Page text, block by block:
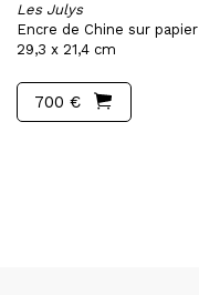
Les Julys
Encre de Chine sur papier
29,3 x 21,4 cm
700 €